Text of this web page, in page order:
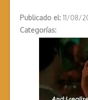
Publicado el: 11/08/
Categorías: